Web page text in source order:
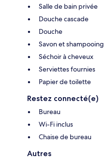
Salle de bain privée
Douche cascade
Douche
Savon et shampooing
Séchoir à cheveux
Serviettes fournies
Papier de toilette
Restez connecté(e)
Bureau
Wi-Fi inclus
Chaise de bureau
Autres